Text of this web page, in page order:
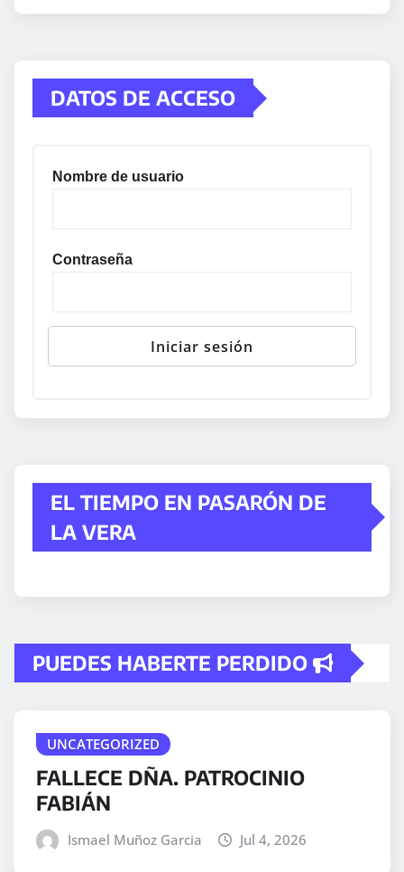
DATOS DE ACCESO
Nombre de usuario
Contraseña
EL TIEMPO EN PASARÓN DE
LA VERA
PUEDES HABERTE PERDIDO
UNCATEGORIZED
FALLECE DÑA. PATROCINIO
FABIÁN
Ismael Muñoz Garcia Jul 4, 2026